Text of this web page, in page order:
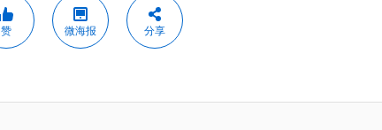
赞 微海报 分享